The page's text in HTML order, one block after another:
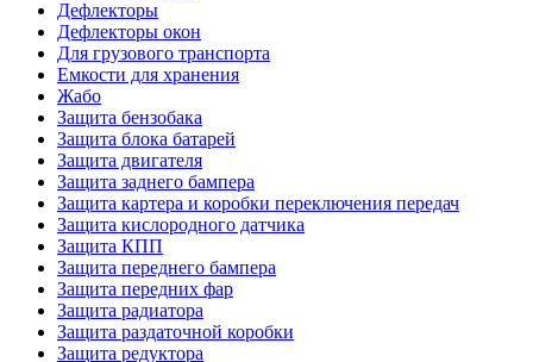
Дефлекторы
Дефлекторы окон
Для грузового транспорта
Емкости для хранения
Жабо
Защита бензобака
Защита блока батарей
Защита двигателя
Защита заднего бампера
Защита картера и коробки переключения передач
Защита кислородного датчика
Защита КПП
Защита переднего бампера
Защита передних фар
Защита радиатора
Защита раздаточной коробки
Защита редуктора